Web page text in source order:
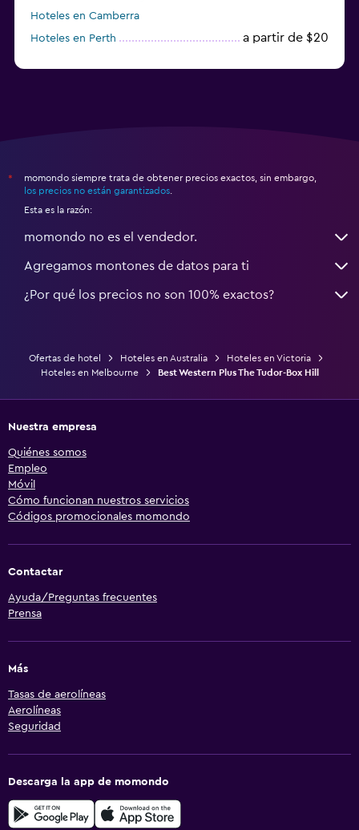
Hoteles en Camberra
Hoteles en Perth
a partir de $20
*
momondo siempre trata de obtener precios exactos, sin embargo,
los precios no están garantizados
Esta es la razón:
momondo no es el vendedor.
Agregamos montones de datos para ti
¿Por qué los precios no son 100% exactos?
Ofertas de hotel Hoteles en Australia
Hoteles en Victoria
Hoteles en Melbourne
Best Western Plus The Tudor-Box Hill
Nuestra empresa
Quiénes somos
Empleo
Móvil
Cómo funcionan nuestros servicios
Códigos promocionales momondo
Contactar
Ayuda/Preguntas frecuentes
Prensa
Más
Tasas de aerolíneas
Aerolíneas
Seguridad
Descarga la app de momondo